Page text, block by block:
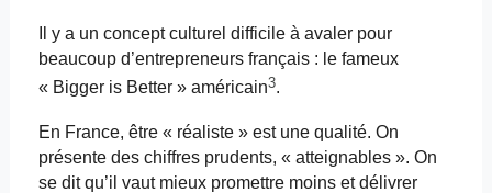
Il y a un concept culturel difficile à avaler pour
beaucoup d’entrepreneurs français : le fameux
« Bigger is Better» américain3.
En France, être « réaliste » est une qualité. On
présente des chiffres prudents, « atteignables ». On
se dit qu’il vaut mieux promettre moins et délivrer